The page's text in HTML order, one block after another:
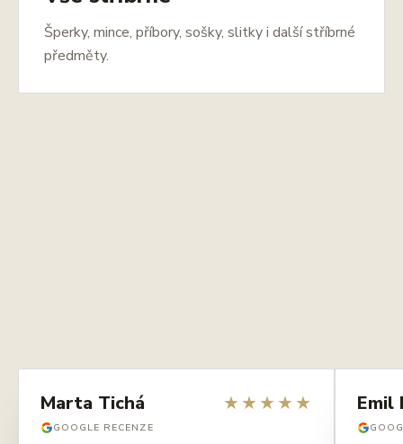
Šperky, mince, příbory, sošky, slitky i další stříbrné
předměty.
Marta Tichá
GOOGLE RECENZE
★★★★★ Emil